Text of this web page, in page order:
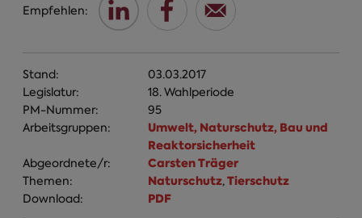
Empfehlen:
Stand:
03.03.2017
Legislatur:
18. Wahlperiode
PM-Nummer:
95
Arbeitsgruppen:
Umwelt, Naturschutz, Bau und
Reaktorsicherheit
Abgeordnete/r: Carsten Träger
Themen: Naturschutz,Tierschutz
Download: PDF